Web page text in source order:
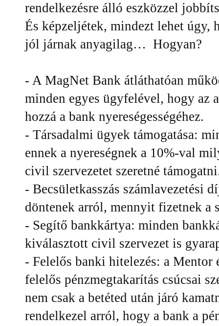
rendelkezésre álló eszközzel
És képzeljétek, mindezt lehet úgy,
jól járnak anyagilag… Hogyan?
- A MagNet Bank átláthatóan
minden egyes ügyfelével, hogy
hozzá a bank nyereségességéhez.
- Társadalmi ügyek támogatása:
ennek a nyereségnek a 10%-val
civil szervezetet szeretné
- Becsületkasszás számlavezetési
döntenek arról, mennyit fizetnek a
- Segítő bankkártya: minden
kiválasztott civil szervezet is
- Felelős banki hitelezés: a Mentor
felelős pénzmegtakarítás csúcsai
nem csak a betéted után járó
rendelkezel arról, hogy a bank a